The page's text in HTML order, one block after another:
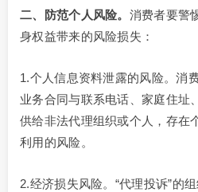
二、防范个人风险。 消费者要警
身权益带来的风险损失：
1.个人信息资料泄露的风险。消
业务合同与联系电话、家庭住址
供给非法代理组织或个人，存在
利用的风险。
2.经济损失风险。“代理投诉”的